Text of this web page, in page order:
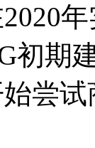
初期
尝